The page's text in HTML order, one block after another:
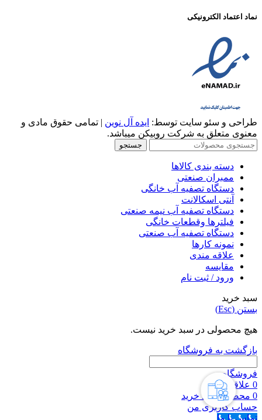
نماد اعتماد الکترونیکی
طراحی و سئو سایت توسط: ایده آل نوین | تمامی حقوق مادی و
معنوی متعلق به شرکت روبیکن میباشد.
جستجو
دسته بندی کالاها
ممبران صنعتی
دستگاه تصفیه آب خانگی
آنتی اسکالانت
دستگاه تصفیه آب نیمه صنعتی
فیلترها وقطعات خانگی
دستگاه تصفیه آب صنعتی
نمونه کارها
علاقه مندی
مقایسه
ورود / ثبت نام
سبد خرید
بستن (Esc)
هیچ محصولی در سبد خرید نیست.
بازگشت به فروشگاه
فروشگاه
0 علاقه مندی
0 محصول سبد خرید
حساب کاربری من